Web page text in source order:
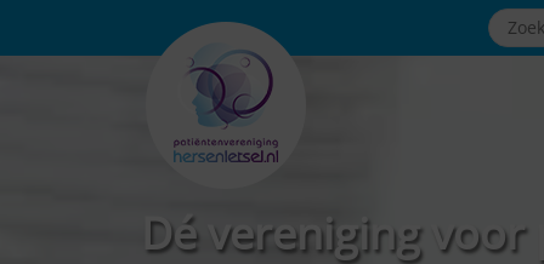
Dé vereniging